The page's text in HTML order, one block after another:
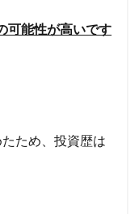
可能性が高いです
ため、 投資歴は